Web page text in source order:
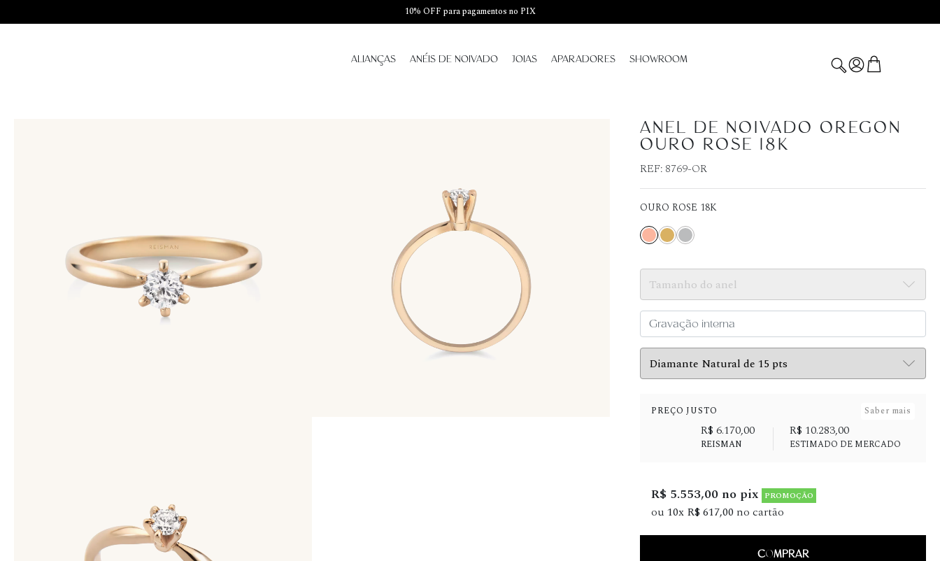
10% OFF para pagamentos no PIX
ALIANÇAS ANÉIS DE NOIVADO JOIAS APARADORES SHOWROOM
ANEL DE NOIVADO OREGON
OURO ROSE 18K
REF: 8769-OR
OURO ROSE 18K
PREÇO JUSTO Saber mais
R$ 6.170,00
REISMAN
R$ 10.283,00
ESTIMADO DE MERCADO
R$ 5.553,00 no pix PROMOÇÃO
ou10x R$ 617,00 no cartão
COMPRAR